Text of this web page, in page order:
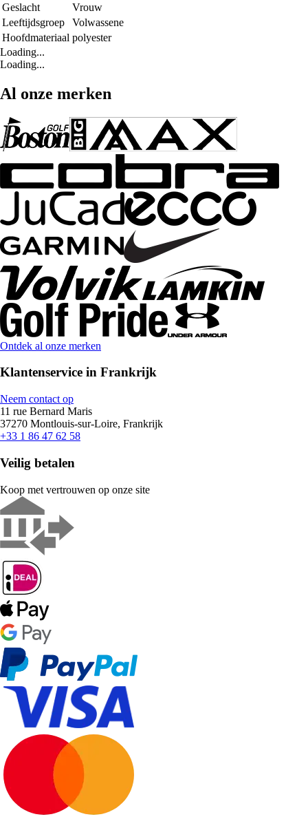
Geslacht
Vrouw
Leeftijdsgroep
Volwassene
Hoofdmateriaal polyester
Loading...
Loading...
Al onze merken
Ontdek al onze merken
Klantenservice in Frankrijk
Neem contact op
11 rue Bernard Maris
37270 Montlouis-sur-Loire, Frankrijk
+33 1 86 47 62 58
Veilig betalen
Koop met vertrouwen op onze site